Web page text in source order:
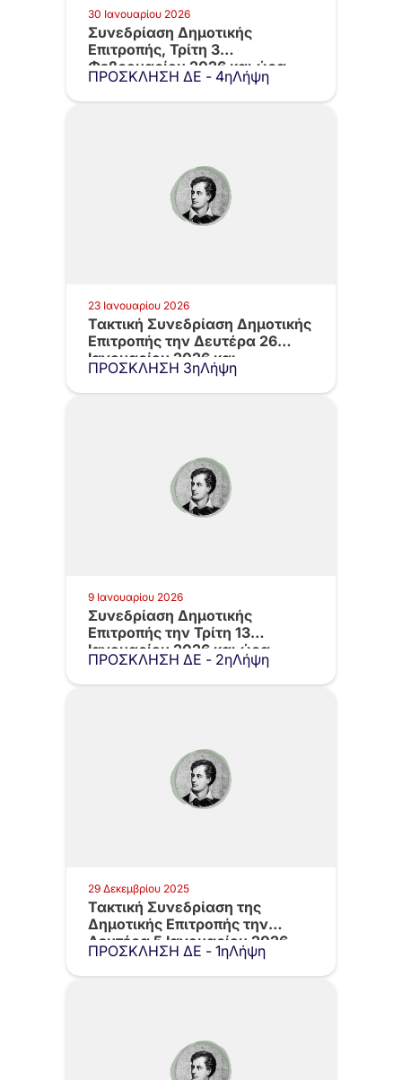
30 Ιανουαρίου 2026
Συνεδρίαση Δημοτικής
Επιτροπής, Τρίτη 3
Φεβρουαρίου 2026 και ώρα
09.30
ΠΡΟΣΚΛΗΣΗ ΔΕ - 4ηΛήψη
23 Ιανουαρίου 2026
Τακτική Συνεδρίαση Δημοτικής
Επιτροπής την Δευτέρα 26
Ιανουαρίου 2026 και…
ΠΡΟΣΚΛΗΣΗ 3ηΛήψη
9 Ιανουαρίου 2026
Συνεδρίαση Δημοτικής
Επιτροπής την Τρίτη 13
Ιανουαρίου 2026 και ώρα…
ΠΡΟΣΚΛΗΣΗ ΔΕ - 2ηΛήψη
29 Δεκεμβρίου 2025
Τακτική Συνεδρίαση της
Δημοτικής Επιτροπής την
Δευτέρα 5 Ιανουαρίου 2026,…
ΠΡΟΣΚΛΗΣΗ ΔΕ - 1ηΛήψη